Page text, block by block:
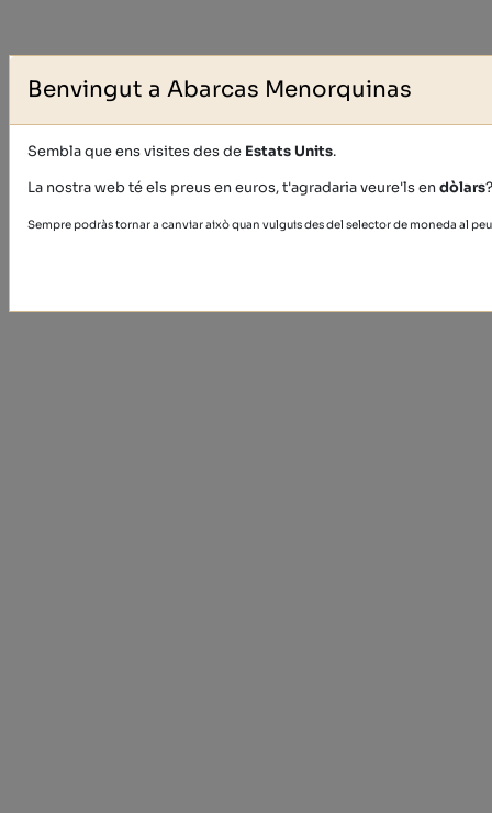
Benvingut a Abarcas Menorquinas
Sembla que ens visites des de Estats Units.
La nostra web té els preus en euros, t'agradaria veure'ls endòlars?
Sempre podràs tornar a canviar això quan vulguis des del selector de moneda al